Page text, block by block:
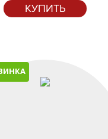
КУПИТЬ